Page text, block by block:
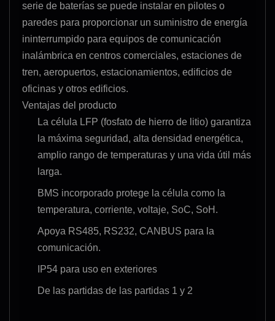
serie de baterías se puede instalar en pilotes o
paredes para proporcionar un suministro de energía
ininterrumpido para equipos de comunicación
inalámbrica en centros comerciales, estaciones de
tren, aeropuertos, estacionamientos, edificios de
oficinas y otros edificios.
Ventajas del producto
La célula LFP (fosfato de hierro de litio) garantiza
la máxima seguridad, alta densidad energética,
amplio rango de temperaturas y una vida útil más
larga.
BMS incorporado protege la célula como la
temperatura, corriente, voltaje, SoC, SoH.
Apoya RS485, RS232, CANBUS para la
comunicación.
IP54 para uso en exteriores
De las partidas de las partidas 1 y 2